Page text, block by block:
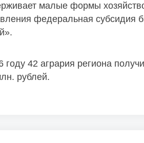
малые формы
федеральная субсидия
году 42 агрария региона
рублей.